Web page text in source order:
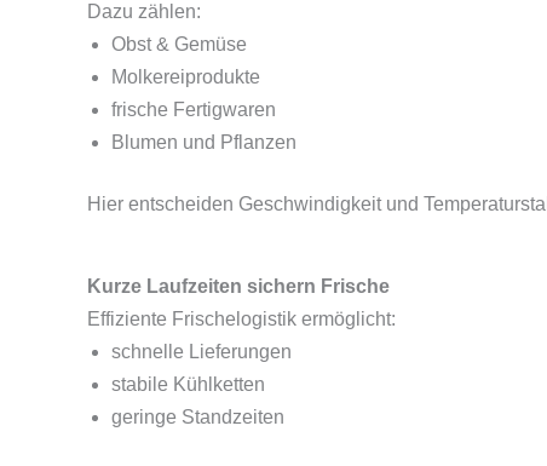
Dazu zählen:
Obst & Gemüse
Molkereiprodukte
frische Fertigwaren
Blumen und Pflanzen
Hier entscheiden Geschwindigkeit und
Kurze Laufzeiten sichern Frische
Effiziente Frischelogistik ermöglicht:
schnelle Lieferungen
stabile Kühlketten
geringe Standzeiten